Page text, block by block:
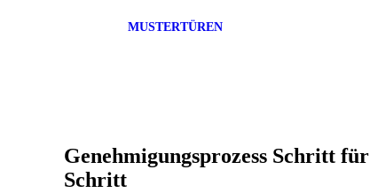
MUSTERTÜREN
Genehmigungsprozess Schritt für
Schritt